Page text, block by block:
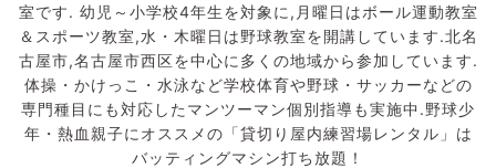
室です. 幼児～小学校4年生を対象に,月曜日はボール運動教室
＆スポーツ教室,水・木曜日は野球教室を開講しています.北名
古屋市,名古屋市西区を中心に多くの地域から参加しています.
体操・かけっこ・水泳など学校体育や野球・サッカーなどの
専門種目にも対応したマンツーマン個別指導も実施中.野球少
年・熱血親子にオススメの「貸切り屋内練習場レンタル」は
バッティングマシン打ち放題！